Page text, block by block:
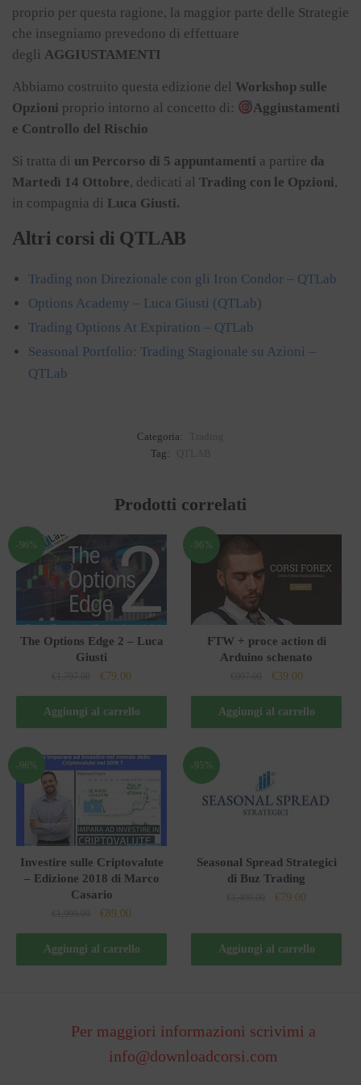
proprio per questa ragione, la maggior parte delle Strategie
che insegniamo prevedono di effettuare
degli AGGIUSTAMENTI
Abbiamo costruito questa edizione del Workshop sulle
Opzioni proprio intorno al concetto di:
Aggiustamenti
e Controllo del Rischio
Si tratta di un Percorso di 5 appuntamenti a partire da
Martedì 14 Ottobre, dedicati al Trading con le Opzioni,
in compagnia di Luca Giusti.
Altri corsi di QTLAB
Trading non Direzionale con gli Iron Condor – QTLab
Options Academy – Luca Giusti (QTLab)
Trading Options At Expiration – QTLab
Seasonal Portfolio: Trading Stagionale su Azioni –
QTLab
Categoria:
Tag:
Prodotti correlati
-96%
The Options Edge 2 – Luca
Giusti
Il
prezzo
originale
era:
€79.00
prezzo
attuale
è:
Aggiungi al carrello
-96%
FTW + proce action di
Arduino schenato
Il
prezzo
originale
era:
€39.00Il
prezzo
attuale
è:
Aggiungi al carrello
-96%
Investire sulle Criptovalute
– Edizione 2018 di Marco
Casario
Il
prezzo
originale
era:
€89.00
prezzo
attuale
è:
Aggiungi al carrello
-95%
Seasonal Spread Strategici
di Buz Trading
Il
originale
era:
€1,490.00.
€79.00
attuale
è:
€79.00.
Aggiungi al carrello
Per maggiori informazioni scrivimi a
info@downloadcorsi.com